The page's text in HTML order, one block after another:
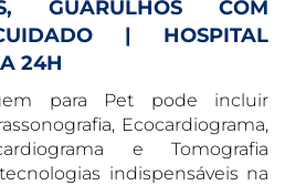
GUARULHOS COM
| HOSPITAL
24H
para Pet pode incluir
Ecocardiograma,
e Tomografia
indispensáveis na